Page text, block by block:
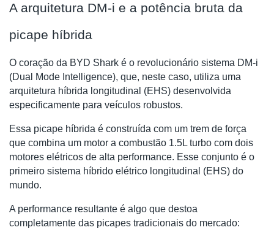
A arquitetura DM-i e a potência bruta da
picape híbrida
O coração da BYD Shark é o revolucionário sistema DM-i
(Dual Mode Intelligence), que, neste caso, utiliza uma
arquitetura híbrida longitudinal (EHS) desenvolvida
especificamente para veículos robustos.
Essa picape híbrida é construída com um trem de força
que combina um motor a combustão 1.5L turbo com dois
motores elétricos de alta performance. Esse conjunto é o
primeiro sistema híbrido elétrico longitudinal (EHS) do
mundo.
A performance resultante é algo que destoa
completamente das picapes tradicionais do mercado: